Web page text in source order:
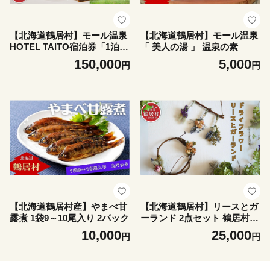
【北海道鶴居村】モール温泉
HOTEL TAITO宿泊券「1泊2
食付きスペシャルジビエディ
ナープラン ペア(2名様)」
150,000円
【北海道鶴居村】モール温泉
「 美人の湯 」 温泉の素
5,000円
【北海道鶴居村産】やまべ甘
露煮 1袋9～10尾入り 2パック
10,000円
【北海道鶴居村】リースとガ
ーランド 2点セット 鶴居村産
ドライフラワーの花束 インテ
リア 贈り物 お洒落 ドライフ
25,000円